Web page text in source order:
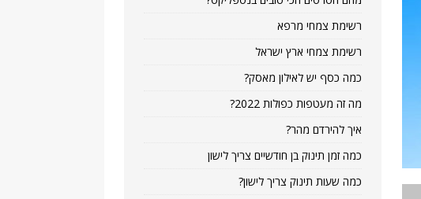
רשימת צמחי מרפא
רשימת צמחי ארץ ישראל
כמה כסף יש לאילון מאסק?
מה זה מעטפות כפולות 2022?
איך להירדם מהר?
כמה זמן תינוק בן חודשיים צריך לישון
כמה שעות תינוק צריך לישון?